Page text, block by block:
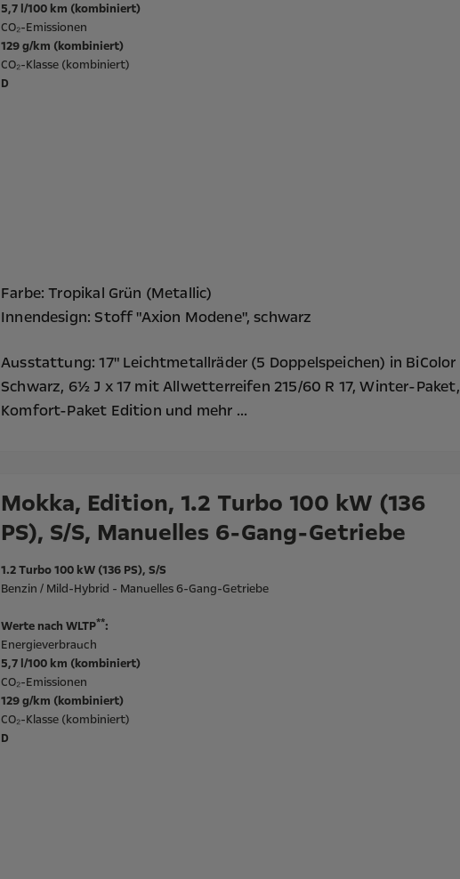
5,7 l/100 km (kombiniert)
CO₂-Emissionen
129 g/km (kombiniert)
CO₂-Klasse (kombiniert)
D
Farbe: Tropikal Grün (Metallic)
Innendesign: Stoff "Axion Modene", schwarz
Ausstattung: 17" Leichtmetallräder (5 Doppelspeichen) in BiColor
Schwarz, 6½ J x 17 mit Allwetterreifen 215/60 R 17,Winter-Paket,
Komfort-Paket Edition und mehr ...
Mokka, Edition, 1.2 Turbo 100 kW (136
PS), S/S, Manuelles 6-Gang-Getriebe
1.2 Turbo 100 kW (136 PS), S/S
Benzin / Mild-Hybrid - Manuelles 6-Gang-Getriebe
Werte nach WLTP**:
Energieverbrauch
5,7 l/100 km (kombiniert)
CO₂-Emissionen
129 g/km (kombiniert)
CO₂-Klasse (kombiniert)
D